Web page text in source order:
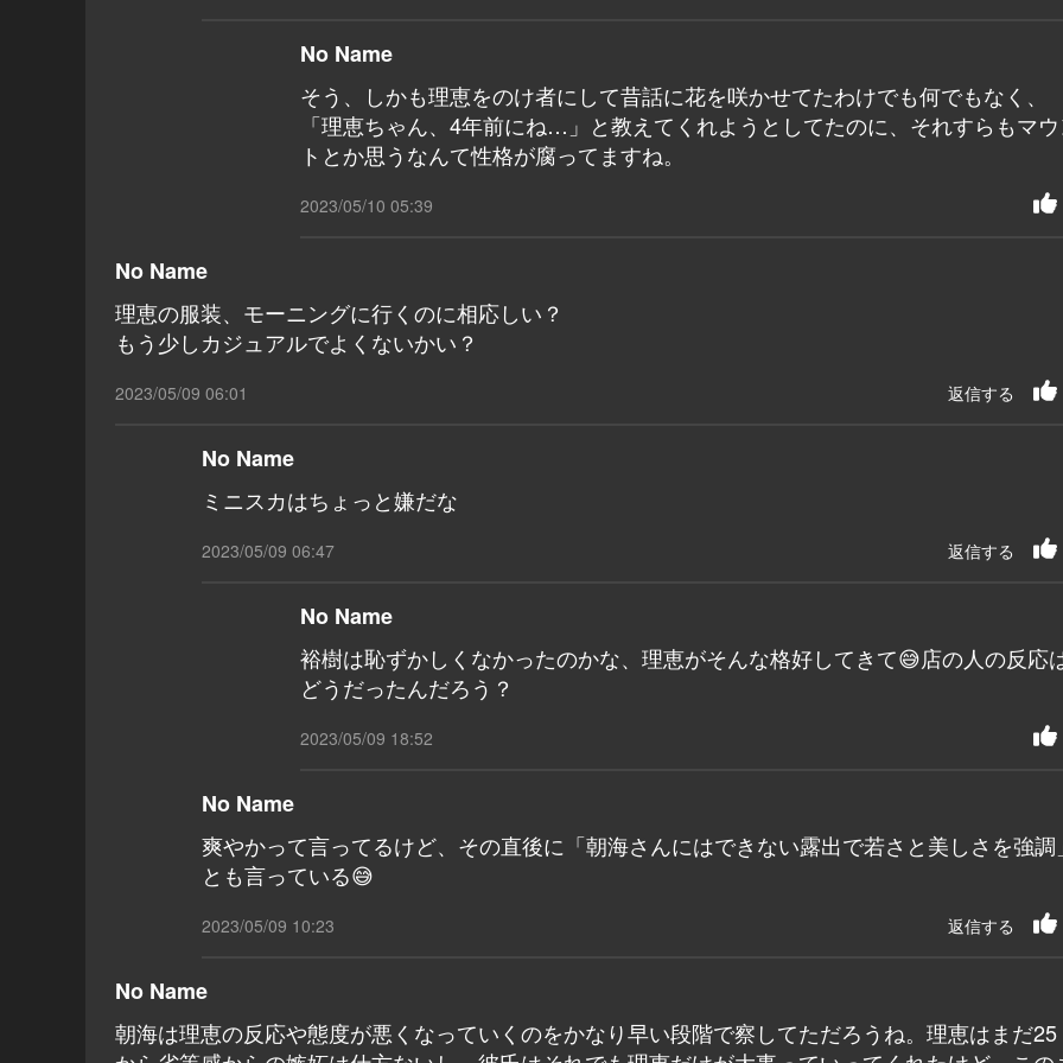
No Name
そう、しかも理恵をのけ者にして昔話に花を咲かせてたわけでも何でもなく、
「理恵ちゃん、4年前にね…」と教えてくれようとしてたのに、それすらもマ
トとか思うなんて性格が腐ってますね。
2023/05/10 05:39
No Name
理恵の服装、モーニングに行くのに相応しい？
もう少しカジュアルでよくないかい？
2023/05/09 06:01 返信する
No Name
ミニスカはちょっと嫌だな
2023/05/09 06:47 返信する
No Name
裕樹は恥ずかしくなかったのかな、理恵がそんな格好してきて😅店の人の反応
どうだったんだろう？
2023/05/09 18:52
No Name
爽やかって言ってるけど、その直後に「朝海さんにはできない露出で若さと美しさを強調
とも言っている😅
2023/05/09 10:23 返信する
No Name
朝海は理恵の反応や態度が悪くなっていくのをかなり早い段階で察してただろうね。理恵はまだ25